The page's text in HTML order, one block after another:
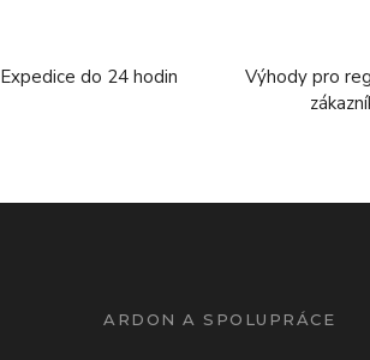
Expedice do 24 hodin
Výhody pro
ARDON A SPOLUPRÁCE